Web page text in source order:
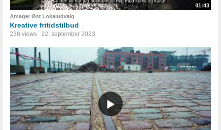
01:43
Amager Øst Lokaludvalg
Kreative fritidstilbud
238 views 22. september 2023